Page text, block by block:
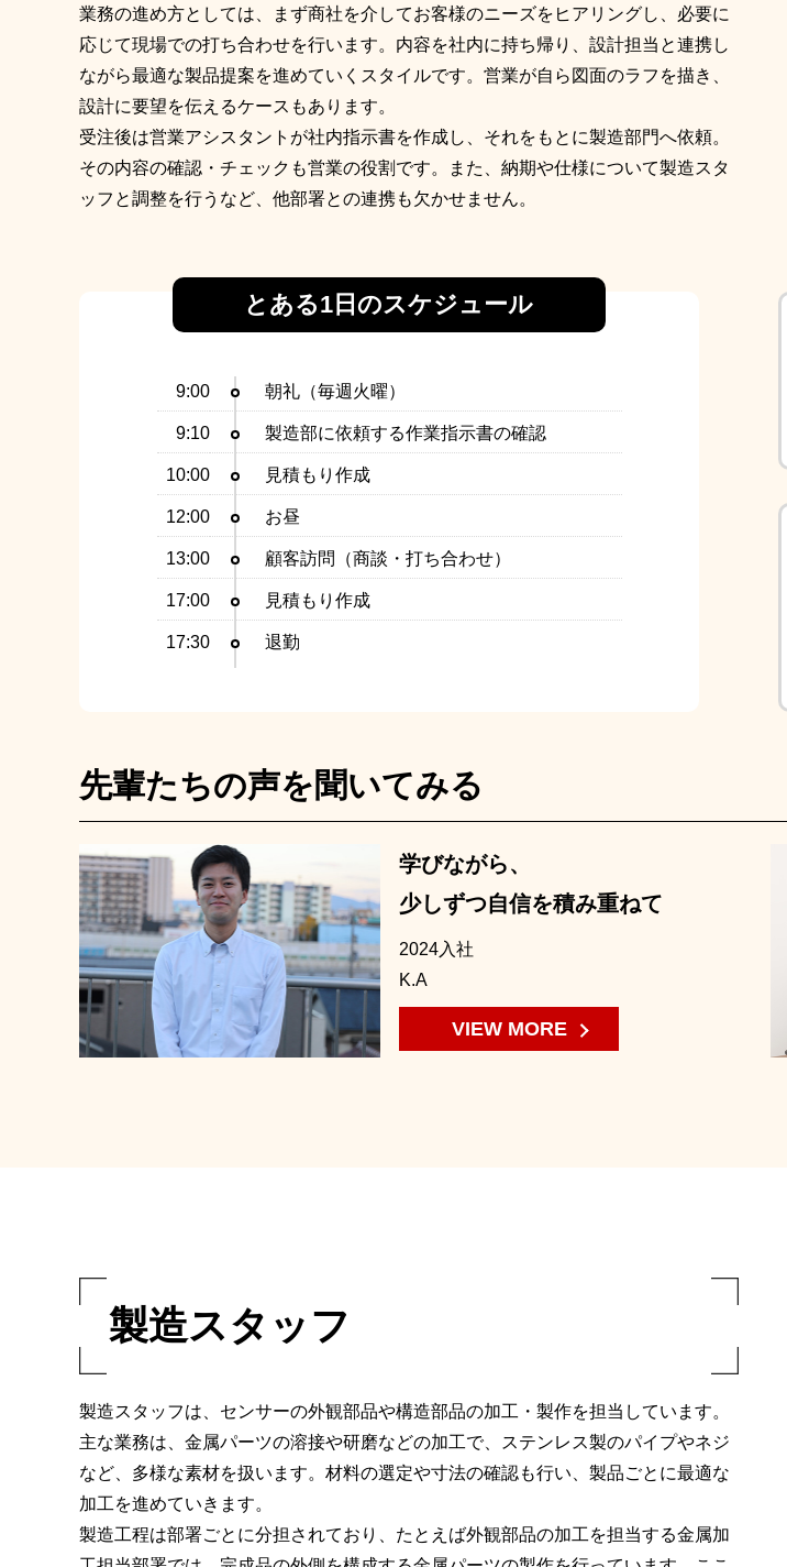
業務の進め方としては、まず商社を介してお客様のニーズをヒアリングし、必要に
応じて現場での打ち合わせを行います。内容を社内に持ち帰り、設計担当と連携し
ながら最適な製品提案を進めていくスタイルです。営業が自ら図面のラフを描き、
設計に要望を伝えるケースもあります。
受注後は営業アシスタントが社内指示書を作成し、それをもとに製造部門へ依頼。
その内容の確認・チェックも営業の役割です。また、納期や仕様について製造スタ
ッフと調整を行うなど、他部署との連携も欠かせません。
とある1日のスケジュール
9:00 朝礼（毎週火曜）
9:10 製造部に依頼する作業指示書の確認
10:00 見積もり作成
12:00 お昼
13:00 顧客訪問（商談・打ち合わせ）
17:00 見積もり作成
17:30 退勤
先輩たちの声を聞いてみる
学びながら、
少しずつ自信を積み重ねて
2024入社
K.A
VIEW MORE
製造スタッフ
製造スタッフは、センサーの外観部品や構造部品の加工・製作を担当しています。
主な業務は、金属パーツの溶接や研磨などの加工で、ステンレス製のパイプやネジ
など、多様な素材を扱います。材料の選定や寸法の確認も行い、製品ごとに最適な
加工を進めていきます。
製造工程は部署ごとに分担されており、たとえば外観部品の加工を担当する金属加